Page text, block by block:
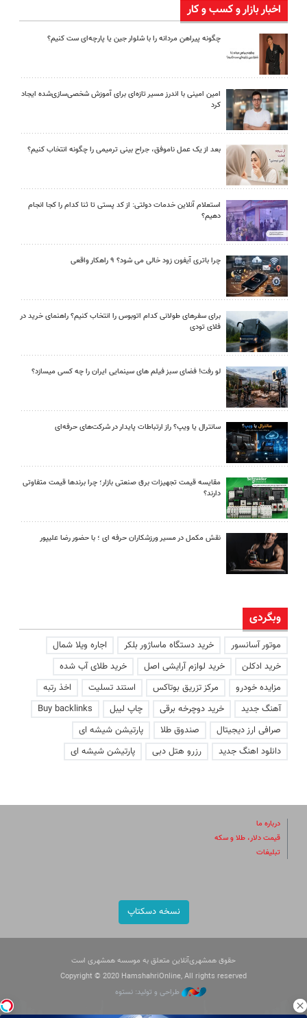
اخبار بازار و کسب و کار
چگونه پیراهن مردانه را با شلوار جین یا پارچه‌ای ست کنیم؟
امین امینی با اندرز مسیر تازه‌ای برای آموزش شخصی‌سازی‌شده ایجاد
کرد
بعد از یک عمل ناموفق، جراح بینی ترمیمی را چگونه انتخاب کنیم؟
استعلام آنلاین خدمات دولتی: از کد پستی تا ثنا کدام را کجا انجام
دهیم؟
چرا باتری آیفون زود خالی می شود؟ ۹ راهکار واقعی
برای سفرهای طولانی کدام اتوبوس را انتخاب کنیم؟ راهنمای خرید در
فلای تودی
لو رفت! فضای سبز فیلم های سینمایی ایران را چه کسی میسازد؟
سانترال یا ویپ؟ راز ارتباطات پایدار در شرکت‌های حرفه‌ای
مقایسه قیمت تجهیزات برق صنعتی بازار؛ چرا برندها قیمت متفاوتی
دارند؟
نقش مکمل در مسیر ورزشکاران حرفه ای ؛ با حضور رضا علیپور
وبگردی
موتور آسانسور خرید دستگاه ماساژور بلکر
اجاره ویلا شمال
خرید ادکلن
خرید لوازم آرایشی اصل
خرید طلای آب شده
مزایده خودرو
مرکز تزریق بوتاکس استند تسلیت
اخذ رتبه
آهنگ جدید
خرید دوچرخه برقی چاپ لیبل
Buy backlinks
صرافی ارز دیجیتال
صندوق طلا
پارتیشن شیشه ای
دانلود اهنگ جدید
رزرو هتل دبی پارتیشن شیشه ای
درباره ما
قیمت دلار، طلا و سکه
تبلیغات
نسخه دسکتاپ
حقوق همشهری‌آنلاین متعلق به موسسه همشهری است
Copyright © 2020 HamshahriOnline, All rights reserved
طراحی و تولید: نستوه